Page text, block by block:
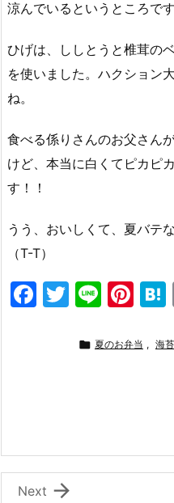
涼んでいるというところです
ひげは、ししとうと椎茸の
を使いました。ハクション
ね。
食べる係りさんのお父さん
けど、本当に白くてピカピ
す！！
うう、おいしくて、夏バテ
（T-T）
F
o
k
T
itt
Li
e
Pi
er
 夏のお弁当 , 海苔

Next